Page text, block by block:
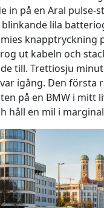
in på en Aral pulse-
lila
knapptryckning
ut kabeln och
till. Trettiosju
igång. Den första
på en BMW i mitt
håll en mil i